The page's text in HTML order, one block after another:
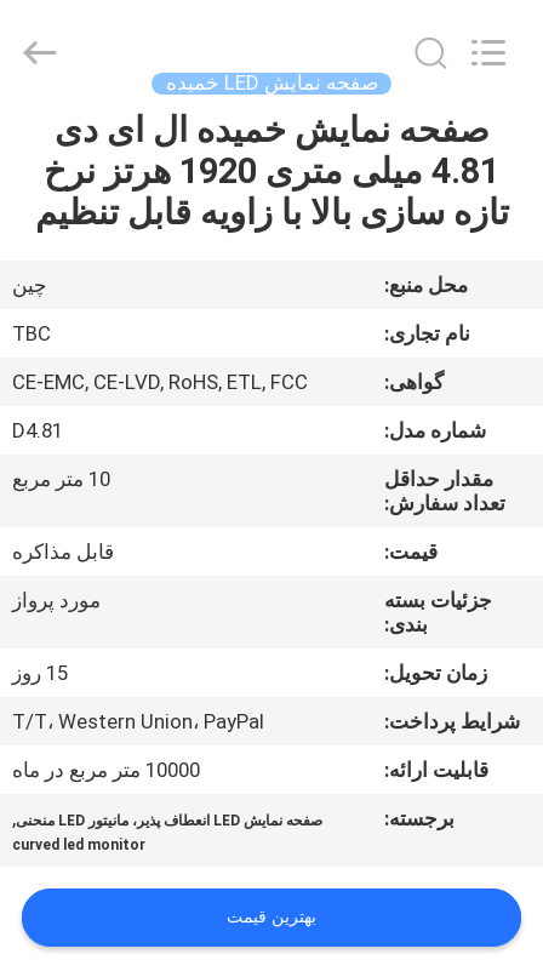
خانه
محصولات
نمایش
دربارهی
کارخانه
کیفیت
اخبار
سیاست
Creation
Limited.
صفحه نمایش LED خمیده
صفحه نمایش خمیده ال ای دی
4.81 میلی متری 1920 هرتز نرخ
تازه سازی بالا با زاویه قابل تنظیم
محل منبع:
چین
نام تجاری:
TBC
گواهی:
CE-EMC, CE-LVD, RoHS, ETL, FCC
شماره مدل:
D4.81
مقدار حداقل
تعداد سفارش:
10 متر مربع
قیمت:
قابل مذاکره
جزئیات بسته
بندی:
مورد پرواز
زمان تحویل:
15 روز
شرایط پرداخت:
T/T، Western Union، PayPal
قابلیت ارائه:
10000 متر مربع در ماه
برجسته:
صفحه نمایش LED انعطاف پذیر، مانیتور LED منحنی ,
curved led monitor
بهترین قیمت